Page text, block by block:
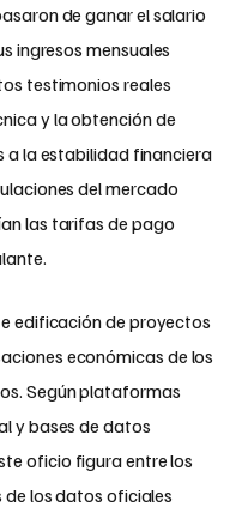
de ganar el salario
ingresos mensuales
testimonios reales
y la obtención de
a la estabilidad financiera
del mercado
las tarifas de pago
edificación de proyectos
económicas de los
Según plataformas
y bases de datos
oficio figura entre los
de los datos oficiales